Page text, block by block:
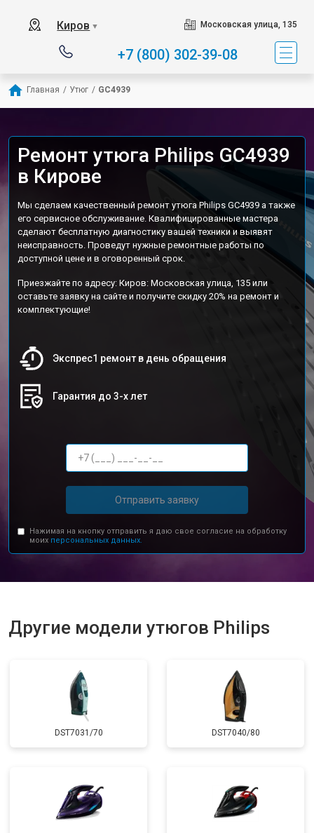
Киров ▼ Московская улица, 135
+7 (800) 302-39-08
Главная / Утюг / GC4939
Ремонт утюга Philips GC4939
в Кирове
Мы сделаем качественный ремонт утюга Philips GC4939 а также
его сервисное обслуживание. Квалифицированные мастера
сделают бесплатную диагностику вашей техники и выявят
неисправность. Проведут нужные ремонтные работы по
доступной цене и в оговоренный срок.
Приезжайте по адресу: Киров: Московская улица, 135 или
оставьте заявку на сайте и получите скидку 20% на ремонт и
комплектующие!
Экспрес1 ремонт в день обращения
Гарантия до 3-х лет
Отправить заявку
Нажимая на кнопку отправить я даю свое согласие на обработку
моих персональных данных.
Другие модели утюгов Philips
DST7031/70 DST7040/80